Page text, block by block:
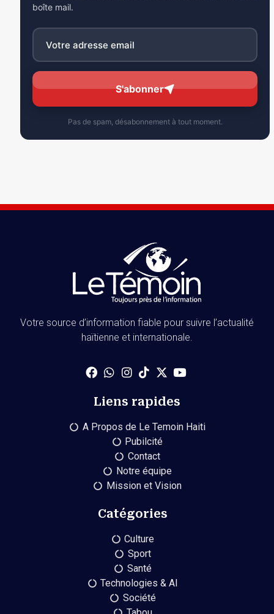
boîte mail.
S'abonner
Pas de spam, désabonnement à tout moment.
Votre source d’information fiable pour suivre l’actualité
haïtienne et internationale.
Liens rapides
A Propos de Le Temoin Haiti
Pubilcité
Contact
Notre équipe
Mission et Vision
Catégories
Culture
Sport
Santé
Technologies & AI
Société